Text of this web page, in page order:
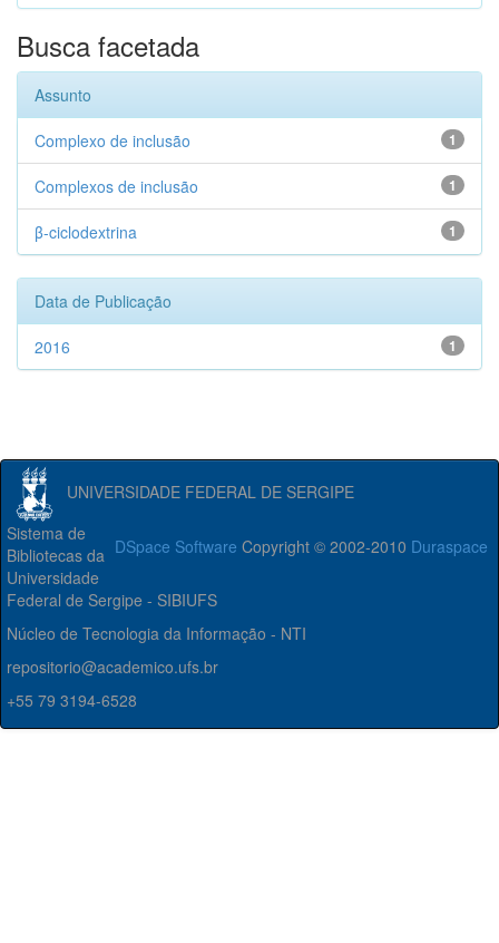
Busca facetada
Assunto
1
Complexo de inclusão
1
Complexos de inclusão
1
β-ciclodextrina
Data de Publicação
1
2016
UNIVERSIDADE FEDERAL DE SERGIPE
DSpace Software Copyright © 2002-2010 Duraspace
Sistema de
Bibliotecas da
Universidade
Federal de Sergipe - SIBIUFS
Núcleo de Tecnologia da Informação - NTI
repositorio@academico.ufs.br
+55 79 3194-6528